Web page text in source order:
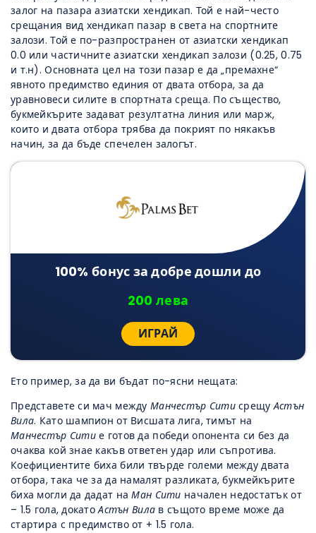
залог на пазара азиатски хендикап. Той е най-често
срещания вид хендикап пазар в света на спортните
залози. Той е по-разпространен от азиатски хендикап
0.0 или частичните азиатски хендикап залози (0.25, 0.75
и т.н). Основната цел на този пазар е да „премахне“
явното предимство единия от двата отбора, за да
уравновеси силите в спортната среща. По същество,
букмейкърите задават резултатна линия или марж,
които и двата отбора трябва да покрият по някакъв
начин, за да бъде спечелен залогът.
100% бонус за добре дошли до
200 лева
ИГРАЙ
Ето пример, за да ви бъдат по-ясни нещата:
Представете си мач между Манчестър СитисрещуАстън
Вила. Като шампион от Висшата лига, тимът на
Манчестър Ситие готов да победи опонента си без да
очаква кой знае какъв ответен удар или съпротива.
Коефициентите биха били твърде големи между двата
отбора, така че за да намалят разликата, букмейкърите
биха могли да дадат наМан Сити начален недостатък от
– 1.5 гола, докатоАстън Вила в същото време може да
стартира с предимство от + 1.5 гола.